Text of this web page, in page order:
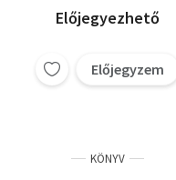
Előjegyezhető
Előjegyzem
KÖNYV